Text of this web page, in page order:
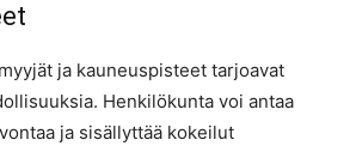
ja kauneuspisteet tarjoavat
Henkilökunta voi antaa
ja sisällyttää kokeilut